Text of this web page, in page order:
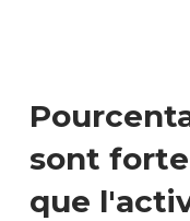
sont
que